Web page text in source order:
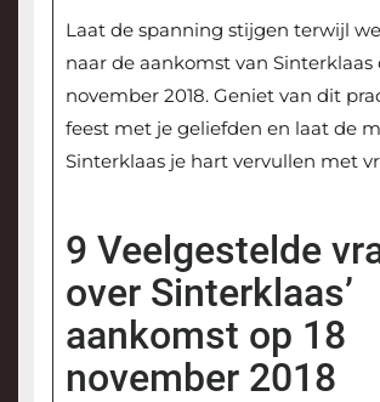
Laat de spanning stijgen terwijl
naar de aankomst van Sinterklaas
november 2018. Geniet van dit
feest met je geliefden en laat de
Sinterklaas je hart vervullen met
9 Veelgestelde
over Sinterklaas’
aankomst op 18
november 2018